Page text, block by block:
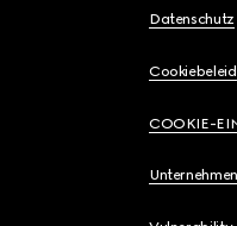
Datenschutz
Cookiebeleid
COOKIE-